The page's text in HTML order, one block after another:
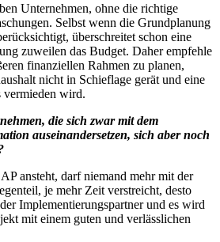
Unternehmen, ohne die richtige
Selbst wenn die Grundplanung
überschreitet schon eine
zuweilen das Budget. Daher empfehle
finanziellen Rahmen zu planen,
nicht in Schieflage gerät und eine
vermieden wird.
die sich zwar mit dem
auseinandersetzen, sich aber noch
ansteht, darf niemand mehr mit der
je mehr Zeit verstreicht, desto
Implementierungspartner und es wird
mit einem guten und verlässlichen